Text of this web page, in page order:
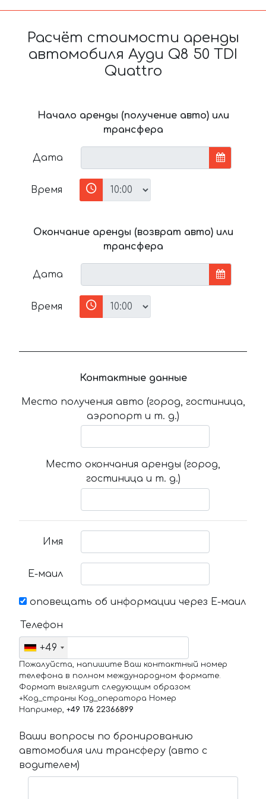
Расчёт стоимости аренды
автомобиля Ауди Q8 50 TDI
Quattro
Начало аренды (получение авто) или
трансфера
Дата
Время
Окончание аренды (возврат авто) или
трансфера
Дата
Время
Контактные данные
Место получения авто (город, гостиница,
аэропорт и т. д.)
Место окончания аренды (город,
гостиница и т. д.)
Имя
Е-маил
оповещать об информации через Е-маил
Телефон
+49
Пожалуйста, напишите Ваш контактный номер
телефона в полном международном формате.
Формат выглядит следующим образом:
+Код_страны Код_оператора Номер
Например, +49 176 22366899
Ваши вопросы по бронированию
автомобиля или трансферу (авто с
водителем)